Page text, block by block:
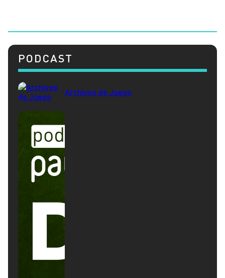
PODCAST
Archivos de Juego